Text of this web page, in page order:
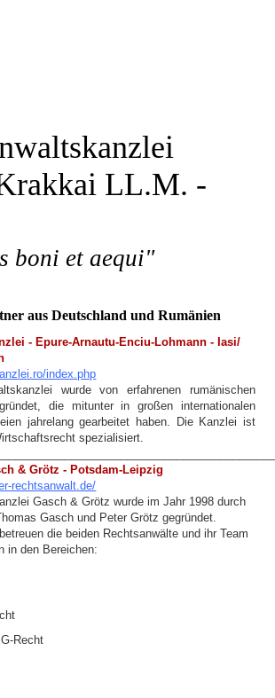
LL.M. -
boni et aequi"
aus Deutschland und Rumänien
- Epure-Arnautu-Enciu-Lohmann - Iasi/
index.php
wurde von erfahrenen rumänischen
die mitunter in großen internationalen
jahrelang gearbeitet haben.
Die Kanzlei ist
spezialisiert.
& Grötz - Potsdam-Leipzig
rechtsanwalt.de/
Gasch & Grötz wurde im Jahr 1998 durch
Gasch und Peter Grötz gegründet.
die beiden Rechtsanwälte und ihr Team
in den Bereichen:
Recht